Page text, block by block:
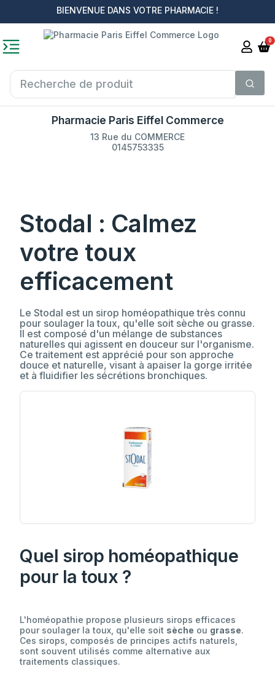
BIENVENUE DANS VOTRE PHARMACIE !
0
Pharmacie Paris Eiffel Commerce
13 Rue du COMMERCE
0145753335
Stodal : Calmez
votre toux
efficacement
Le Stodal est un sirop homéopathique très connu
pour soulager la toux, qu'elle soit sèche ou grasse.
Il est composé d'un mélange de substances
naturelles qui agissent en douceur sur l'organisme.
Ce traitement est apprécié pour son approche
douce et naturelle, visant à apaiser la gorge irritée
et à fluidifier les sécrétions bronchiques.
Quel sirop homéopathique
pour la toux ?
L'homéopathie propose plusieurs sirops efficaces
pour soulager la toux, qu'elle soit sèche ou grasse.
Ces sirops, composés de principes actifs naturels,
sont souvent utilisés comme alternative aux
traitements classiques.